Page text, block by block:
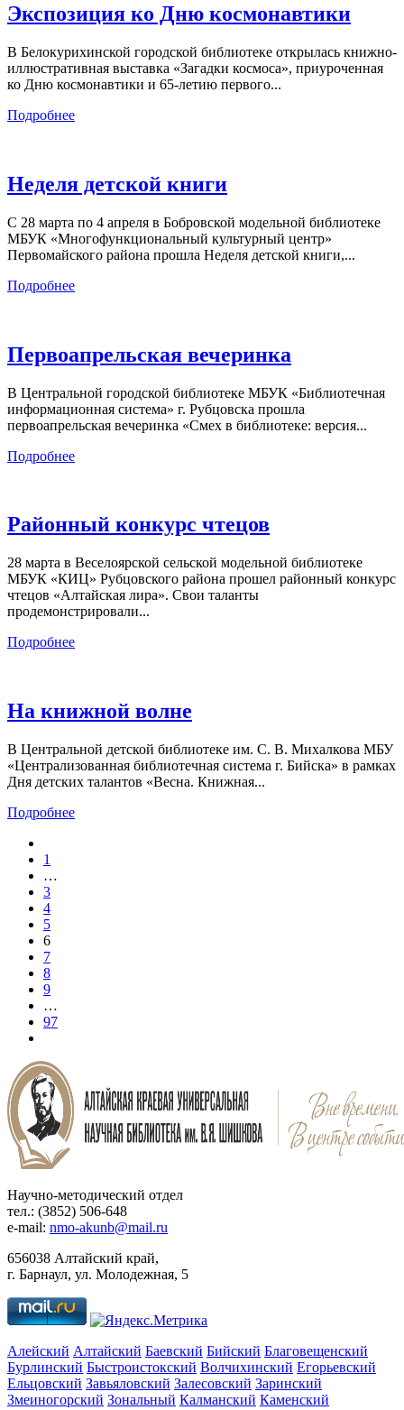
Экспозиция ко Дню космонавтики
В Белокурихинской городской библиотеке открылась книжно-
иллюстративная выставка «Загадки космоса», приуроченная
ко Дню космонавтики и 65-летию первого...
Подробнее
Неделя детской книги
С 28 марта по 4 апреля в Бобровской модельной библиотеке
МБУК «Многофункциональный культурный центр»
Первомайского района прошла Неделя детской книги,...
Подробнее
Первоапрельская вечеринка
В Центральной городской библиотеке МБУК «Библиотечная
информационная система» г. Рубцовска прошла
первоапрельская вечеринка «Смех в библиотеке: версия...
Подробнее
Районный конкурс чтецов
28 марта в Веселоярской сельской модельной библиотеке
МБУК «КИЦ» Рубцовского района прошел районный конкурс
чтецов «Алтайская лира». Свои таланты
продемонстрировали...
Подробнее
На книжной волне
В Центральной детской библиотеке им. С. В. Михалкова МБУ
«Централизованная библиотечная система г. Бийска» в рамках
Дня детских талантов «Весна. Книжная...
Подробнее
1
…
3
4
5
6
7
8
9
…
97
Научно-методический отдел
тел.: (3852) 506-648
e-mail: nmo-akunb@mail.ru
656038 Алтайский край,
г. Барнаул, ул. Молодежная, 5
Алейский Алтайский Баевский Бийский Благовещенский
Бурлинский Быстроистокский Волчихинский Егорьевский
Ельцовский Завьяловский Залесовский Заринский
Змеиногорский Зональный Калманский Каменский